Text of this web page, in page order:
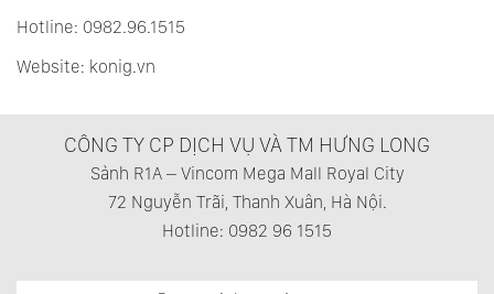
Hotline: 0982.96.1515
Website: konig.vn
CÔNG TY CP DỊCH VỤ VÀ TM HƯNG LONG
Sảnh R1A – Vincom Mega Mall Royal City
72 Nguyễn Trãi, Thanh Xuân, Hà Nội.
Hotline: 0982 96 1515